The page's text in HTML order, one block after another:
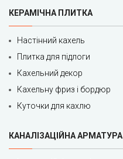
КЕРАМІЧНА ПЛИТКА
Настінний кахель
Плитка для підлоги
Кахельний декор
Кахельну фриз і бордюр
Куточки для кахлю
КАНАЛІЗАЦІЙНА АРМАТУРА